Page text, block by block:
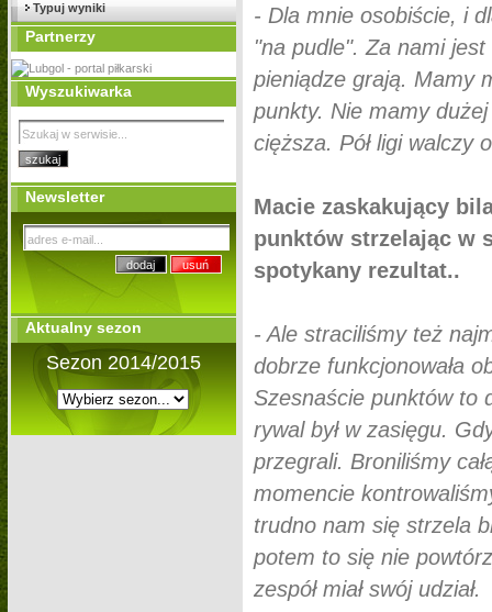
Typuj wyniki
Partnerzy
Wyszukiwarka
Newsletter
Aktualny sezon
Sezon 2014/2015
- Dla mnie osobiście, i
"na pudle". Za nami
pieniądze grają. Mamy
punkty. Nie mamy
cięższa. Pół ligi walczy
Macie zaskakujący
punktów strzelając w
spotykany rezultat..
- Ale straciliśmy też
dobrze funkcjonowała
Szesnaście punktów to
rywal był w zasięgu.
przegrali. Broniliśmy
momencie
trudno nam się strzela
potem to się nie
zespół miał swój udział.